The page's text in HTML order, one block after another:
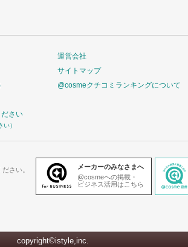
さい
い）
運営会社
サイトマップ
@cosmeクチコミランキングについて
さい。
メーカーのみなさまへ
@cosmeへの掲載・
ビジネス活用はこちら
copyright©istyle,inc.